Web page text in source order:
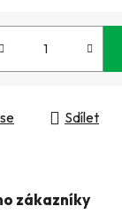
Sdílet
zákazníky